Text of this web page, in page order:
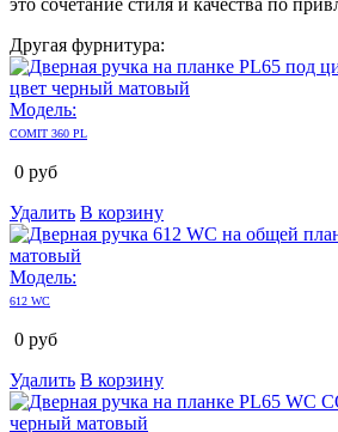
Другая фурнитура:
Модель:
COMIT 360 PL
0 руб
Удалить В корзину
Модель:
612 WC
0 руб
Удалить В корзину